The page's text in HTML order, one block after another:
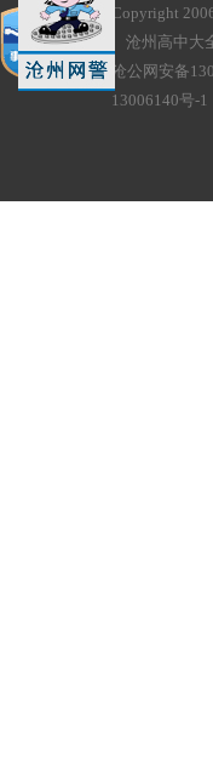
Copyright
沧州高中大
沧公网安备
13006140号-1